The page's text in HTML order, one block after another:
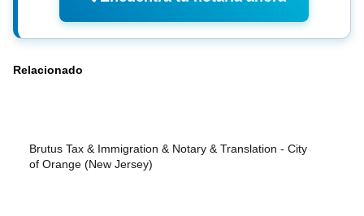
Relacionado
Brutus Tax & Immigration & Notary & Translation - City
of Orange (New Jersey)